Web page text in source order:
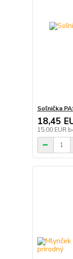
Soľnička
18,45
15,00 EUR